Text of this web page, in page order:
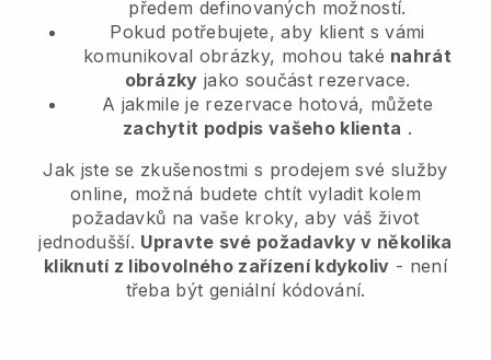
předem definovaných možností.
Pokud potřebujete, aby klient s vámi
komunikoval obrázky, mohou také nahrát
obrázky jako součást rezervace.
A jakmile je rezervace hotová, můžete
zachytit podpis vašeho klienta .
Jak jste se zkušenostmi s prodejem své služby
online, možná budete chtít vyladit kolem
požadavků na vaše kroky, aby váš život
jednodušší. Upravte své požadavky v několika
kliknutí z libovolného zařízení kdykoliv - není
třeba být geniální kódování.